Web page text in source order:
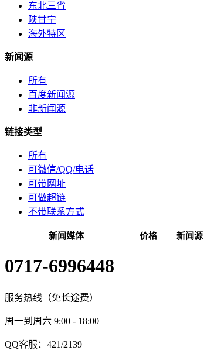
东北三省
陕甘宁
海外特区
新闻源
所有
百度新闻源
非新闻源
链接类型
所有
可微信/QQ/电话
可带网址
可做超链
不带联系方式
新闻媒体 价格 新闻源
0717-6996448
服务热线（免长途费）
周一到周六 9:00 - 18:00
QQ客服：421/2139